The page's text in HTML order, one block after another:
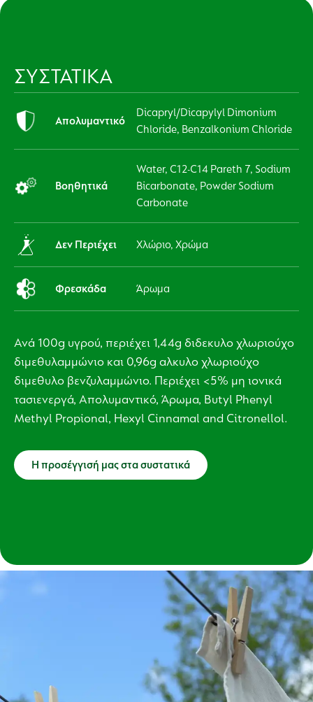
ΣΥΣΤΑΤΙΚΑ
Απολυμαντικό
Dicapryl/Dicapylyl Dimonium
Chloride, Benzalkonium Chloride
Βοηθητικά
Water, C12-C14 Pareth 7, Sodium
Bicarbonate, Powder Sodium
Carbonate
Δεν Περιέχει Χλώριο, Χρώμα
Φρεσκάδα Άρωμα
Ανά 100g υγρού, περιέχει 1,44g διδεκυλο χλωριούχο
διμεθυλαμμώνιο και 0,96g αλκυλο χλωριούχο
διμεθυλο βενζυλαμμώνιο. Περιέχει <5% μη ιονικά
τασιενεργά, Απολυμαντικό, Άρωμα, Butyl Phenyl
Methyl Propional, Hexyl Cinnamal and Citronellol.
Η προσέγγισή μας στα συστατικά